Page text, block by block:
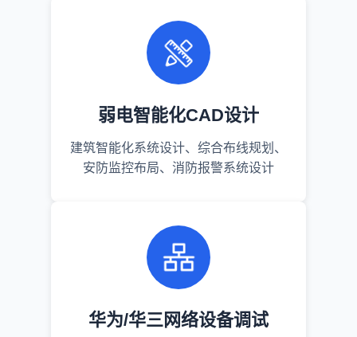
弱电智能化CAD设计
建筑智能化系统设计、综合布线规划、
安防监控布局、消防报警系统设计
华为/华三网络设备调试